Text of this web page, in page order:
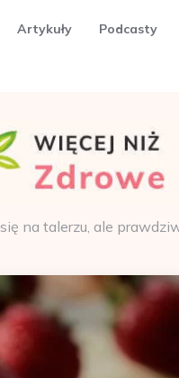
Artykuły Podcasty
na talerzu, ale